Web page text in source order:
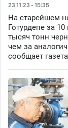
23.11.23 - 15:35
На старейшем
Готурдепе за
тысяч тонн
чем за
сообщает